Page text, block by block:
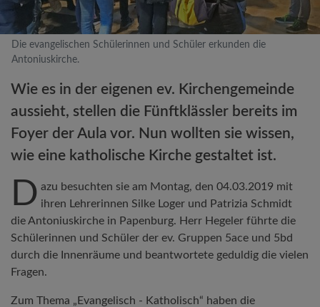
Die evangelischen Schülerinnen und Schüler erkunden die
Antoniuskirche.
Wie es in der eigenen ev. Kirchengemeinde
aussieht, stellen die Fünftklässler bereits im
Foyer der Aula vor. Nun wollten sie wissen,
wie eine katholische Kirche gestaltet ist.
D azu besuchten sie am Montag, den 04.03.2019 mit
ihren Lehrerinnen Silke Loger und Patrizia Schmidt
die Antoniuskirche in Papenburg. Herr Hegeler führte die
Schülerinnen und Schüler der ev. Gruppen 5ace und 5bd
durch die Innenräume und beantwortete geduldig die vielen
Fragen.
Zum Thema „Evangelisch - Katholisch“ haben die